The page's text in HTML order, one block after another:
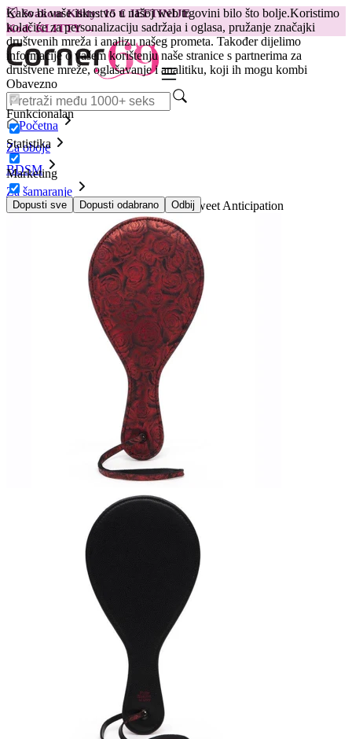
Kako bi vaše iskustvo u našoj web trgovini bilo što bolje.Koristimo
kolačiće za personalizaciju sadržaja i oglasa, pružanje značajki
društvenih mreža i analizu našeg prometa. Također dijelimo
informacije o vašem korištenju naše stranice s partnerima za
društvene mreže, oglašavanje i analitiku, koji ih mogu kombi
Obavezno
Funkcionalan
Statistika
Marketing
Dopusti sve Dopusti odabrano Odbij
😽Svakom Klitty: 15 € JEFTINIJE
Kod: KLITTY →
Početna
Za oboje
BDSM
Za šamaranje
Okrugli reket Fifty Shades of Grey - Sweet Anticipation